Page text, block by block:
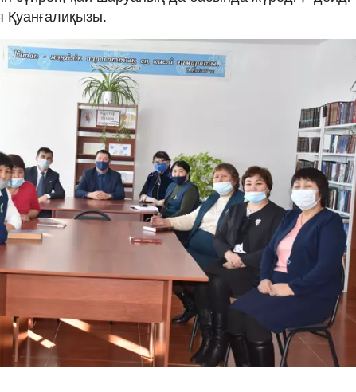
Қуанғалиқызы.